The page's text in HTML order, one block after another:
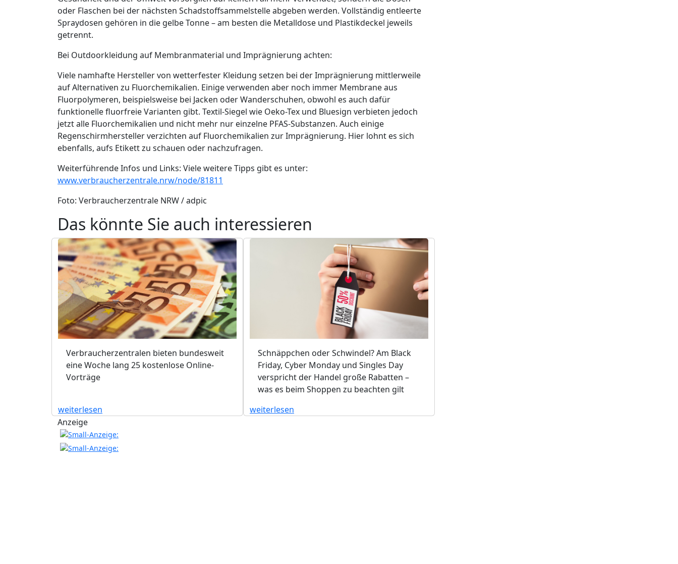
oder Flaschen bei der nächsten Schadstoffsammelstelle abgeben werden. Vollständig entleerte
Spraydosen gehören in die gelbe Tonne – am besten die Metalldose und Plastikdeckel jeweils
getrennt.
Bei Outdoorkleidung auf Membranmaterial und Imprägnierung achten:
Viele namhafte Hersteller von wetterfester Kleidung setzen bei der Imprägnierung mittlerweile
auf Alternativen zu Fluorchemikalien. Einige verwenden aber noch immer Membrane aus
Fluorpolymeren, beispielsweise bei Jacken oder Wanderschuhen, obwohl es auch dafür
funktionelle fluorfreie Varianten gibt. Textil-Siegel wie Oeko-Tex und Bluesign verbieten jedoch
jetzt alle Fluorchemikalien und nicht mehr nur einzelne PFAS-Substanzen. Auch einige
Regenschirmhersteller verzichten auf Fluorchemikalien zur Imprägnierung. Hier lohnt es sich
ebenfalls, aufs Etikett zu schauen oder nachzufragen.
Weiterführende Infos und Links: Viele weitere Tipps gibt es unter:
www.verbraucherzentrale.nrw/node/81811
Foto: Verbraucherzentrale NRW / adpic
Das könnte Sie auch interessieren
Verbraucherzentralen bieten bundesweit
eine Woche lang 25 kostenlose Online-
Vorträge
weiterlesen
Schnäppchen oder Schwindel? Am Black
Friday, Cyber Monday und Singles Day
verspricht der Handel große Rabatten –
was es beim Shoppen zu beachten gilt
weiterlesen
Anzeige